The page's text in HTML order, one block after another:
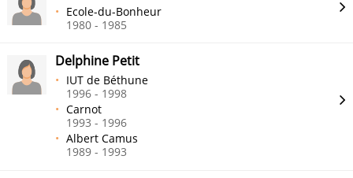
Ecole-du-Bonheur
1980 - 1985
Delphine Petit
IUT de Béthune
1996 - 1998
Carnot
1993 - 1996
Albert Camus
1989 - 1993